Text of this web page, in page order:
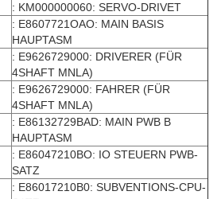
: KM000000060: SERVO-DRIVET
: E8607721OAO: MAIN BASIS
HAUPTASM
: E9626729000: DRIVERER (FÜR
4SHAFT MNLA)
: E9626729000: FAHRER (FÜR
4SHAFT MNLA)
: E86132729BAD: MAIN PWB B
HAUPTASM
: E86047210BO: IO STEUERN PWB-
SATZ
: E86017210B0: SUBVENTIONS-CPU-